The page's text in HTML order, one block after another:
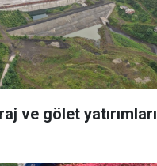
ve gölet yatırımları